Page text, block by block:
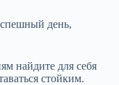
день,
найдите для себя
стойким.